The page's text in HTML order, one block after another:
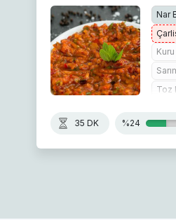
Nar
Toz
35 DK
%24